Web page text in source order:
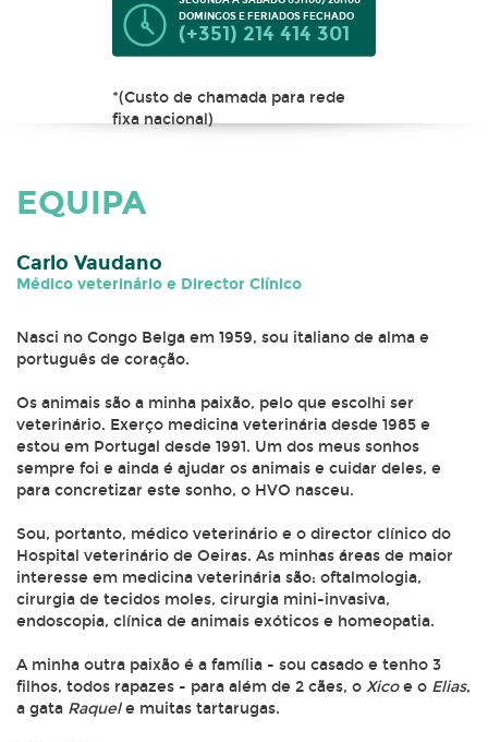
DOMINGOS E FERIADOS FECHADO
(+351) 214 414 301
*(Custo de chamada para rede
fixa nacional)
EQUIPA
Carlo Vaudano
Médico veterinário e Director Clínico
Nasci no Congo Belga em 1959, sou italiano de alma e
português de coração.
Os animais são a minha paixão, pelo que escolhi ser
veterinário. Exerço medicina veterinária desde 1985 e
estou em Portugal desde 1991. Um dos meus sonhos
sempre foi e ainda é ajudar os animais e cuidar deles, e
para concretizar este sonho, o HVO nasceu.
Sou, portanto, médico veterinário e o director clínico do
Hospital veterinário de Oeiras. As minhas áreas de maior
interesse em medicina veterinária são: oftalmologia,
cirurgia de tecidos moles, cirurgia mini-invasiva,
endoscopia, clínica de animais exóticos e homeopatia.
A minha outra paixão é a família - sou casado e tenho 3
filhos, todos rapazes - para além de 2 cães, o Xicoe o Elias,
a gata Raquele muitas tartarugas.